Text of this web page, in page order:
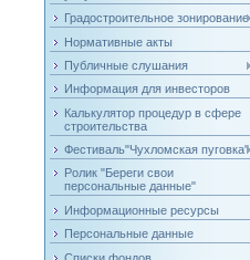
Градостроительное зонирование
Нормативные акты
Публичные слушания
Информация для инвесторов
Калькулятор процедур в сфере
строительства
Фестиваль"Чухломская пуговка"
Ролик "Береги свои
персональные данные"
Информационные ресурсы
Персональные данные